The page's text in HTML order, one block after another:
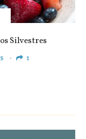
Silvestres
1